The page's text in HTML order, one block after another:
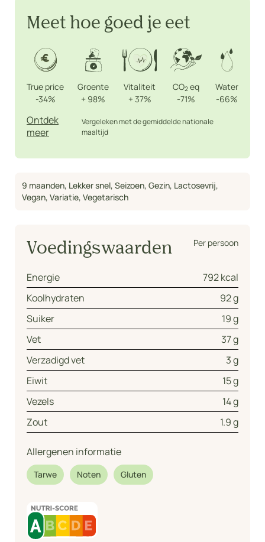
Meet hoe goed je eet
True price
-34%
Groente
+ 98%
Vitaliteit
+ 37%
CO2 eq
-71%
Water
-66%
Ontdek
meer
Vergeleken met de gemiddelde nationale
maaltijd
9 maanden, Lekker snel, Seizoen, Gezin, Lactosevrij,
Vegan, Variatie, Vegetarisch
Voedingswaarden Per persoon
Energie
792 kcal
Koolhydraten
92 g
Suiker
19 g
Vet
37 g
Verzadigd vet
3 g
Eiwit
15 g
Vezels
14 g
Zout
1.9 g
Allergenen informatie
Tarwe Noten Gluten